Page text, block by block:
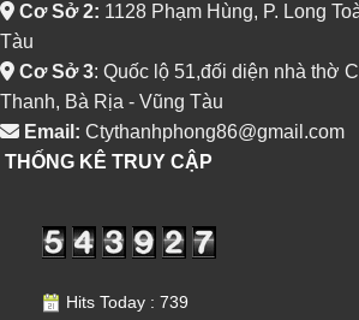
Cơ Sở 2: 1128 Phạm Hùng, P. Long
Tàu
Cơ Sở 3: Quốc lộ 51,đối diện nhà thờ
Thanh, Bà Rịa - Vũng Tàu
Email: Ctythanhphong86@gmail.com
THỐNG KÊ TRUY CẬP
Hits Today : 739